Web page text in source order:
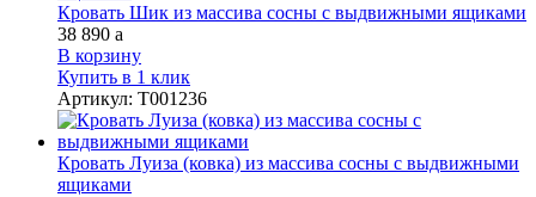
Кровать Шик из массива сосны с выдвижными ящиками
38 890 a
В корзину
Купить в 1 клик
Артикул: Т001236
Кровать Луиза (ковка) из массива сосны с выдвижными
ящиками